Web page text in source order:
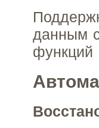
данным
функций